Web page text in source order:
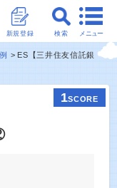
メニュー
検索
新規登録
ES【三井住友信託銀
1SCORE